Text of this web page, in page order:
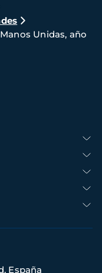
Unidas, año
España